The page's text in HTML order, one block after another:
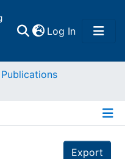
Log In(current)
Publications
Export